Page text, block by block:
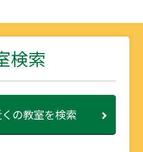
検索
の教室を検索